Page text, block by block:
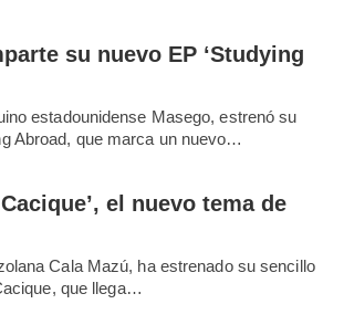
su nuevo EP ‘Studying
estadounidense Masego, estrenó su
Abroad, que marca un nuevo…
el nuevo tema de
Cala Mazú, ha estrenado su sencillo
que llega…